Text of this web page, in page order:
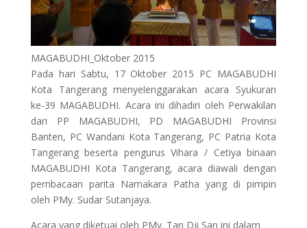
MAGABUDHI_Oktober 2015
Pada hari Sabtu, 17 Oktober 2015 PC MAGABUDHI
Kota Tangerang menyelenggarakan acara Syukuran
ke-39 MAGABUDHI. Acara ini dihadiri oleh Perwakilan
dari PP MAGABUDHI, PD MAGABUDHI Provinsi
Banten, PC Wandani Kota Tangerang, PC Patria Kota
Tangerang beserta pengurus Vihara / Cetiya binaan
MAGABUDHI Kota Tangerang, acara diawali dengan
pembacaan parita Namakara Patha yang di pimpin
oleh PMy. Sudar Sutanjaya.
Acara yang diketuai oleh PMy. Tan Dji San ini dalam